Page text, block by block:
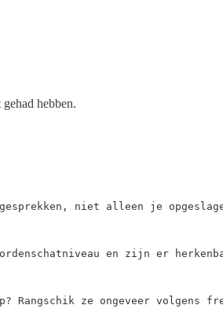
hebben.
niet alleen je
en zijn er
Rangschik ze ongeveer volgens